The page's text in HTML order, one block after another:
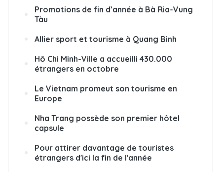
Promotions de fin d’année à Bà Ria-Vung
Tàu
Allier sport et tourisme à Quang Binh
Hô Chi Minh-Ville a accueilli 430.000
étrangers en octobre
Le Vietnam promeut son tourisme en
Europe
Nha Trang possède son premier hôtel
capsule
Pour attirer davantage de touristes
étrangers d'ici la fin de l'année